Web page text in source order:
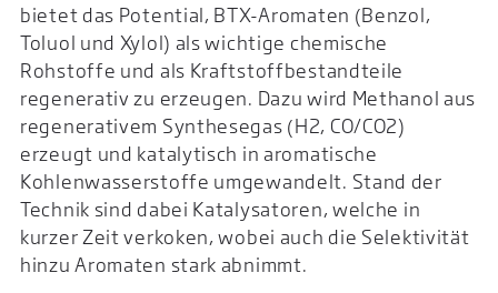
bietet das Potential, BTX-Aromaten (Benzol,
Toluol und Xylol) als wichtige chemische
Rohstoffe und als Kraftstoffbestandteile
regenerativ zu erzeugen. Dazu wird Methanol aus
regenerativem Synthesegas (H2, CO/CO2)
erzeugt und katalytisch in aromatische
Kohlenwasserstoffe umgewandelt. Stand der
Technik sind dabei Katalysatoren, welche in
kurzer Zeit verkoken, wobei auch die Selektivität
hinzu Aromaten stark abnimmt.